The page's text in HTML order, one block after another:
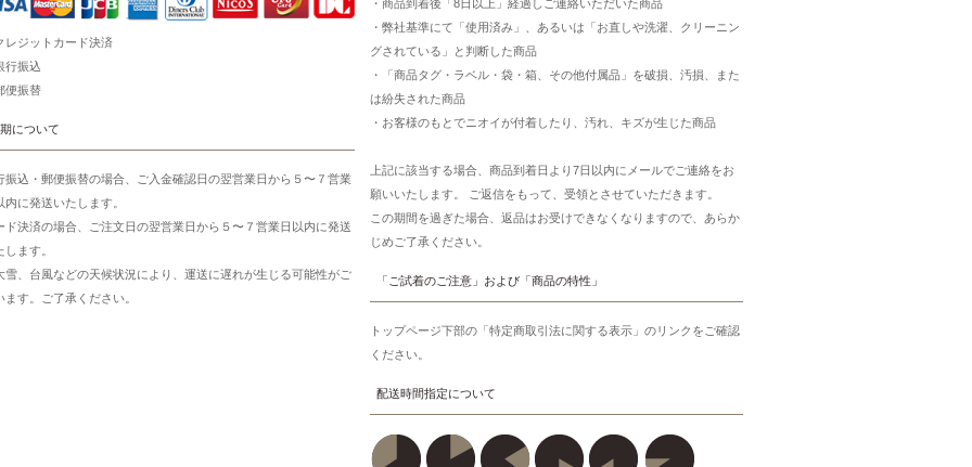
レジットカード決済
行振込
便振替
について
振込・郵便振替の場合、ご入金確認日の翌営業日から５〜７営業
内に発送いたします。
ド決済の場合、ご注文日の翌営業日から５〜７営業日以内に発送
します。
、台風などの天候状況により、運送に遅れが生じる可能性がご
ます。ご了承ください。
・商品到着後「8日以上」経過しご連絡いただいた商品
・弊社基準にて「使用済み」、あるいは「お直しや洗濯、クリーニン
グされている」と判断した商品
・「商品タグ・ラベル・袋・箱、その他付属品」を破損、汚損、また
は紛失された商品
・お客様のもとでニオイが付着したり、汚れ、キズが生じた商品
上記に該当する場合、商品到着日より7日以内にメールでご連絡をお
願いいたします。 ご返信をもって、受領とさせていただきます。
この期間を過ぎた場合、返品はお受けできなくなりますので、あらか
じめご了承ください。
「ご試着のご注意」および「商品の特性」
トップページ下部の「特定商取引法に関する表示」のリンクをご確認
ください。
配送時間指定について